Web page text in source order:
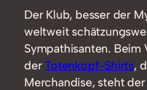
Der Klub, besser der
weltweit
Sympathisanten. Beim
derTotenkopf-Shirts,
Merchandise, steht